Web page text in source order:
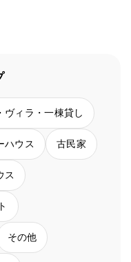
ヴィラ・一棟貸し
ハウス 古民家
ス
その他